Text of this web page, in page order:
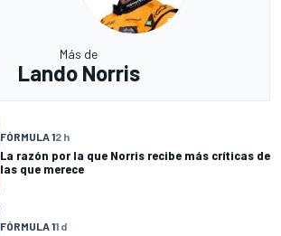
Más de
Lando Norris
FÓRMULA 12 h
La razón por la que Norris recibe más críticas de
las que merece
FÓRMULA 11 d